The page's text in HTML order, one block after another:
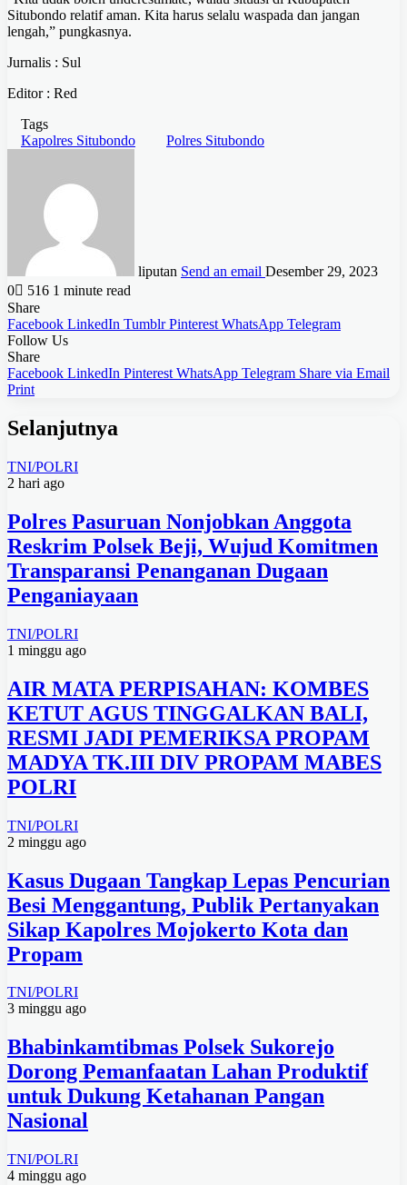
Situbondo relatif aman. Kita harus selalu waspada dan jangan
lengah,” pungkasnya.
Jurnalis : Sul
Editor : Red
Tags
Kapolres Situbondo
Polres Situbondo
liputan Send an email Desember 29, 2023
0
516 1 minute read
Share
Facebook LinkedIn Tumblr Pinterest WhatsApp Telegram
Follow Us
Share
Facebook LinkedIn Pinterest WhatsApp Telegram Share via Email
Print
Selanjutnya
TNI/POLRI
2 hari ago
Polres Pasuruan Nonjobkan Anggota
Reskrim Polsek Beji, Wujud Komitmen
Transparansi Penanganan Dugaan
Penganiayaan
TNI/POLRI
1 minggu ago
AIR MATA PERPISAHAN: KOMBES
KETUT AGUS TINGGALKAN BALI,
RESMI JADI PEMERIKSA PROPAM
MADYA TK.III DIV PROPAM MABES
POLRI
TNI/POLRI
2 minggu ago
Kasus Dugaan Tangkap Lepas Pencurian
Besi Menggantung, Publik Pertanyakan
Sikap Kapolres Mojokerto Kota dan
Propam
TNI/POLRI
3 minggu ago
Bhabinkamtibmas Polsek Sukorejo
Dorong Pemanfaatan Lahan Produktif
untuk Dukung Ketahanan Pangan
Nasional
TNI/POLRI
4 minggu ago